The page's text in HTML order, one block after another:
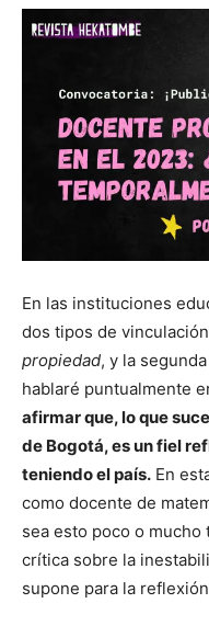
En las instituciones
dos tipos de
propiedad, y la
hablaré puntualmente
afirmar que, lo que
de Bogotá, es un fiel
teniendo el país. En
como docente de
sea esto poco o
crítica sobre la
supone para la